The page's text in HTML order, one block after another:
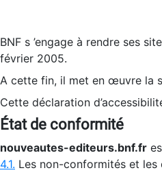
BNF s ’engage à rendre ses
février 2005.
A cette fin, il met en œuvre la
Cette déclaration
État de conformité
nouveautes-editeurs.bnf.fr
4.1. Les non-conformités et les